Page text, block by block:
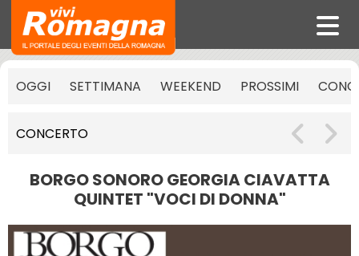
OGGI SETTIMANA WEEKEND PROSSIMI
CONCERTO
BORGO SONORO GEORGIA CIAVATTA
QUINTET "VOCI DI DONNA"